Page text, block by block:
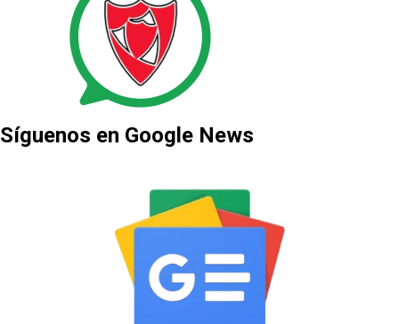
Síguenos en Google News